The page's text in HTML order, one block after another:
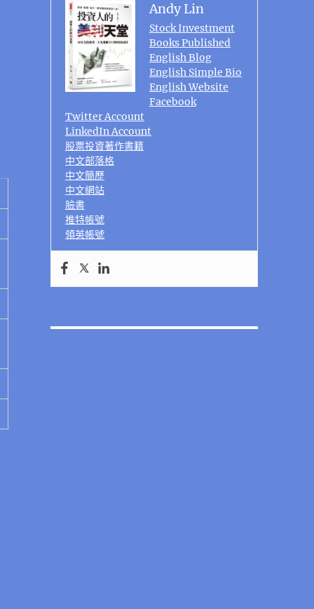
Andy Lin
Stock Investment
Books Published
English Blog
English Simple Bio
English Website
Facebook
Twitter Account
LinkedIn Account
股票投資著作書籍
中文部落格
中文簡歷
中文網站
臉書
推特帳號
領英帳號